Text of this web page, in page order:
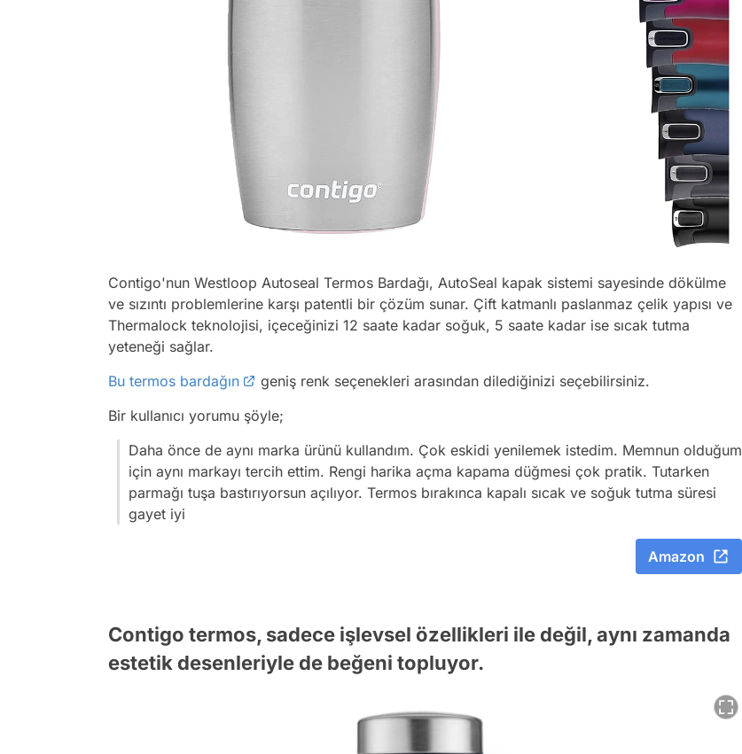
Contigo'nun Westloop Autoseal Termos Bardağı, AutoSeal kapak sistemi sayesinde dökülme
ve sızıntı problemlerine karşı patentli bir çözüm sunar. Çift katmanlı paslanmaz çelik yapısı ve
Thermalock teknolojisi, içeceğinizi 12 saate kadar soğuk, 5 saate kadar ise sıcak tutma
yeteneği sağlar.
Bu termos bardağın
geniş renk seçenekleri arasından dilediğinizi seçebilirsiniz.
Bir kullanıcı yorumu şöyle;
Daha önce de aynı marka ürünü kullandım. Çok eskidi yenilemek istedim. Memnun olduğum
için aynı markayı tercih ettim. Rengi harika açma kapama düğmesi çok pratik. Tutarken
parmağı tuşa bastırıyorsun açılıyor. Termos bırakınca kapalı sıcak ve soğuk tutma süresi
gayet iyi
Amazon
Contigo termos, sadece işlevsel özellikleri ile değil, aynı zamanda
estetik desenleriyle de beğeni topluyor.